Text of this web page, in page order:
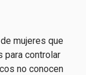
mujeres que
para controlar
no conocen